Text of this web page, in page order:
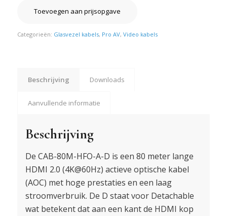
Toevoegen aan prijsopgave
Categorieën: Glasvezel kabels, Pro AV, Video kabels
Beschrijving Downloads
Aanvullende informatie
Beschrijving
De CAB-80M-HFO-A-D is een 80 meter lange
HDMI 2.0 (4K@60Hz) actieve optische kabel
(AOC) met hoge prestaties en een laag
stroomverbruik. De D staat voor Detachable
wat betekent dat aan een kant de HDMI kop